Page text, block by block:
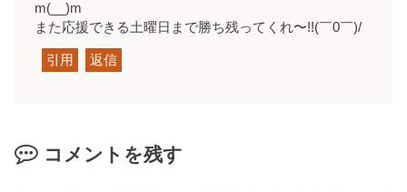
m(__)m
また応援できる土曜日まで勝ち残ってくれ〜!!(￣0￣)/
引用 返信
コメントを残す